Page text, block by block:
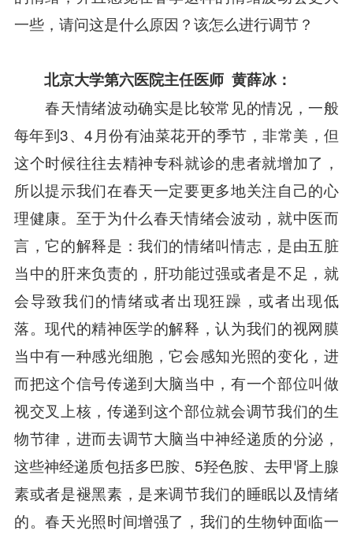
一些，请问这是什么原因？该怎么进行调节？
北京大学第六医院主任医师 黄薛冰：
春天情绪波动确实是比较常见的情况，一般
每年到3、4月份有油菜花开的季节，非常美，但
这个时候往往去精神专科就诊的患者就增加了，
所以提示我们在春天一定要更多地关注自己的心
理健康。至于为什么春天情绪会波动，就中医而
言，它的解释是：我们的情绪叫情志，是由五脏
当中的肝来负责的，肝功能过强或者是不足，就
会导致我们的情绪或者出现狂躁，或者出现低
落。现代的精神医学的解释，认为我们的视网膜
当中有一种感光细胞，它会感知光照的变化，进
而把这个信号传递到大脑当中，有一个部位叫做
视交叉上核，传递到这个部位就会调节我们的生
物节律，进而去调节大脑当中神经递质的分泌，
这些神经递质包括多巴胺、5羟色胺、去甲肾上腺
素或者是褪黑素，是来调节我们的睡眠以及情绪
的。春天光照时间增强了，我们的生物钟面临一